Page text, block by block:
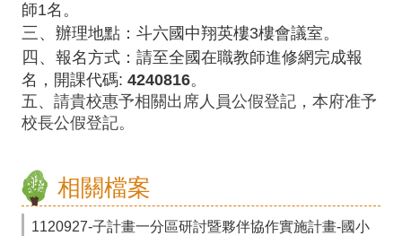
區
學
生
專
政
師1名。
三、 辦理地點：斗六國中翔英樓3樓會議室。
四、 報名方式：請至全國在職教師進修網完成報
名，開課代碼: 4240816。
五、 請貴校惠予相關出席人員公假登記，本府准予
校長公假登記。
相關檔案
1120927-子計畫一分區研討暨夥伴協作實施計畫-國小